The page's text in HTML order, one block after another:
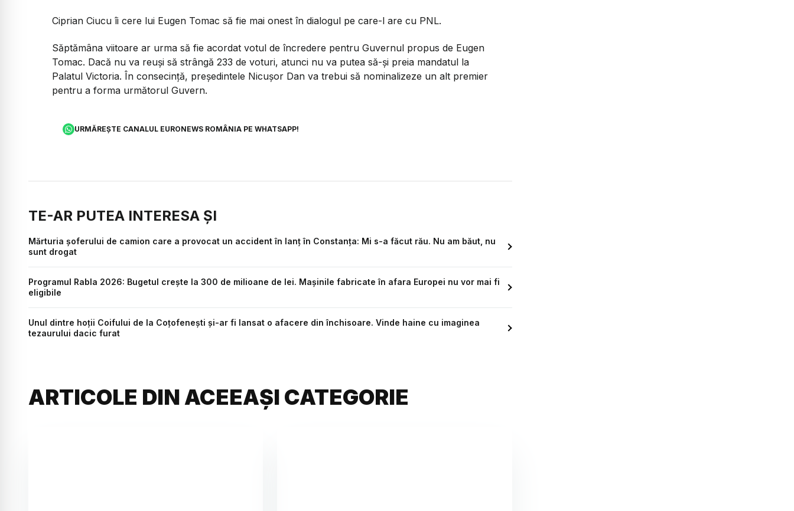
Ciprian Ciucu îi cere lui Eugen Tomac să fie mai onest în dialogul pe care-l are cu PNL.
Săptămâna viitoare ar urma să fie acordat votul de încredere pentru Guvernul propus de Eugen
Tomac. Dacă nu va reuși să strângă 233 de voturi, atunci nu va putea să-și preia mandatul la
Palatul Victoria. În consecință, președintele Nicușor Dan va trebui să nominalizeze un alt premier
pentru a forma următorul Guvern.
URMĂREȘTE CANALUL EURONEWS ROMÂNIA PE WHATSAPP!
TE-AR PUTEA INTERESA ȘI
Mărturia șoferului de camion care a provocat un accident în lanț în Constanța: Mi s-a făcut rău. Nu am băut, nu
sunt drogat
Programul Rabla 2026: Bugetul crește la 300 de milioane de lei. Mașinile fabricate în afara Europei nu vor mai fi
eligibile
Unul dintre hoții Coifului de la Coțofenești și-ar fi lansat o afacere din închisoare. Vinde haine cu imaginea
tezaurului dacic furat
ARTICOLE DIN ACEEAȘI CATEGORIE